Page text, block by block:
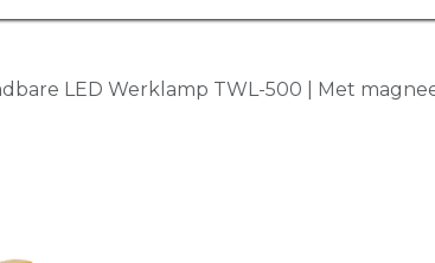
LED Werklamp TWL-500 | Met